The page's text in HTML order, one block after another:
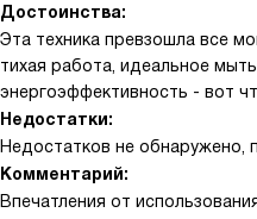
великолепно. Посуда после
единого пятнышка. Даже
смываются без проблем.
Система управления очень
пришлось долго разбираться,
быстро и без лишних
Устройство очень
плюсом. Вмещает большое
Достоинства:
Эта техника превзошла все
тихая работа, идеальное
энергоэффективность - вот
Недостатки:
Недостатков не обнаружено,
Комментарий:
Впечатления от